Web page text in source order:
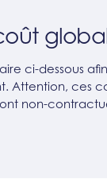
ci-dessous
Attention, ces
non-